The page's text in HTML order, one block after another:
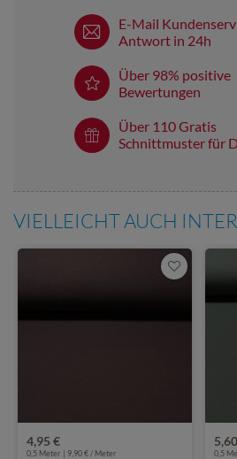
E-Mail
Antwort in 24h
Über 98% positive
Bewertungen
Über 110 Gratis
Schnittmuster für
VIELLEICHT AUCH
4,95 €
0,5 Meter | 9,90 € / Meter 0,5